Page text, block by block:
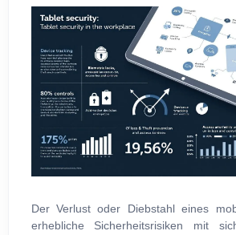
Der Verlust oder Diebstahl eines
erhebliche Sicherheitsrisiken mit